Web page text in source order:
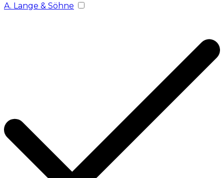
A. Lange & Söhne